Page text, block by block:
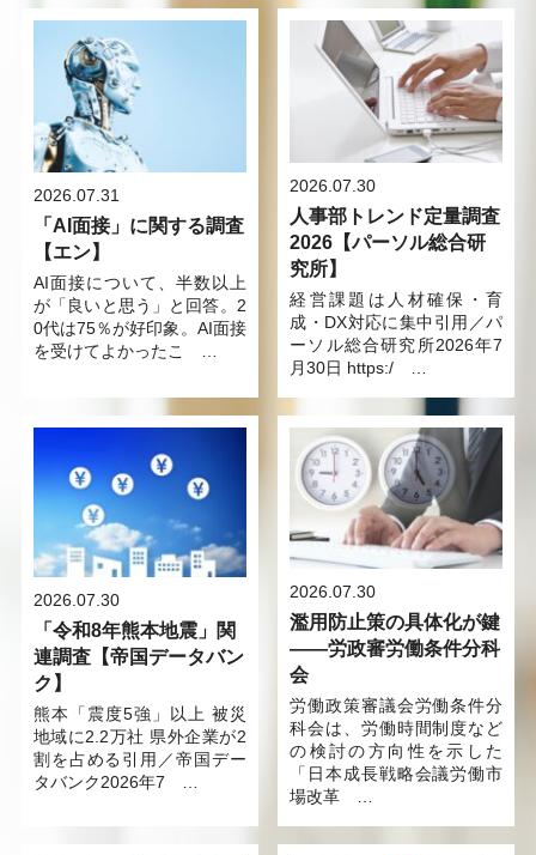
2026.07.31
「AI面接」に関する調査
【エン】
AI面接について、半数以上
が「良いと思う」と回答。2
0代は75％が好印象。AI面接
を受けてよかったこ …
2026.07.30
人事部トレンド定量調査
2026【パーソル総合研
究所】
経営課題は人材確保・育
成・DX対応に集中引用／パ
ーソル総合研究所2026年7
月30日 https:/ …
2026.07.30
「令和8年熊本地震」関
連調査【帝国データバン
ク】
熊本「震度5強」以上 被災
地域に2.2万社 県外企業が2
割を占める引用／帝国デー
タバンク2026年7 …
2026.07.30
濫用防止策の具体化が鍵
――労政審労働条件分科
会
労働政策審議会労働条件分
科会は、労働時間制度など
の検討の方向性を示した
「日本成長戦略会議労働市
場改革 …